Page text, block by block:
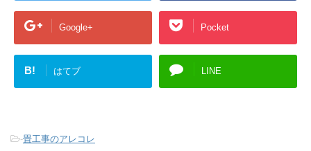
Google+ Pocket
B! はてブ LINE
-畳工事のアレコレ